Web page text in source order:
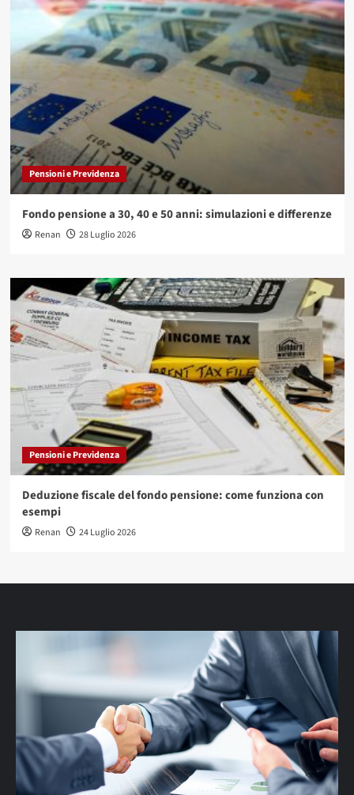
Pensioni e Previdenza
Fondo pensione a 30, 40 e 50 anni: simulazioni e differenze
Renan 28 Luglio 2026
Pensioni e Previdenza
Deduzione fiscale del fondo pensione: come funziona con
esempi
Renan 24 Luglio 2026